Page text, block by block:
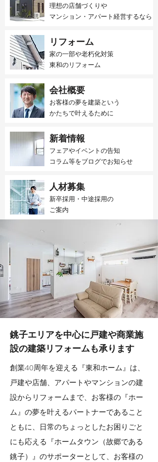
理想の店舗づくりや
マンション・アパート経営するなら
リフォーム
家の一部や老朽化対策
東和のリフォーム
会社概要
お客様の夢を建築という
かたちで叶えるために
新着情報
フェアやイベントの告知
​コラム等をブログでお知らせ
人材募集
新卒採用・中途採用の
​ご案内
銚子エリアを中心に戸建や商業施
設の建築リフォームも承ります
創業40周年を迎える『東和ホーム』は、
戸建や店舗、アパートやマンションの建
設からリフォームまで、お客様の『ホー
ム』の夢を叶えるパートナーであること
ともに、日常のちょっとしたお困りごと
にも応える『ホームタウン（故郷である
銚子）』のサポーターとして、お客様の